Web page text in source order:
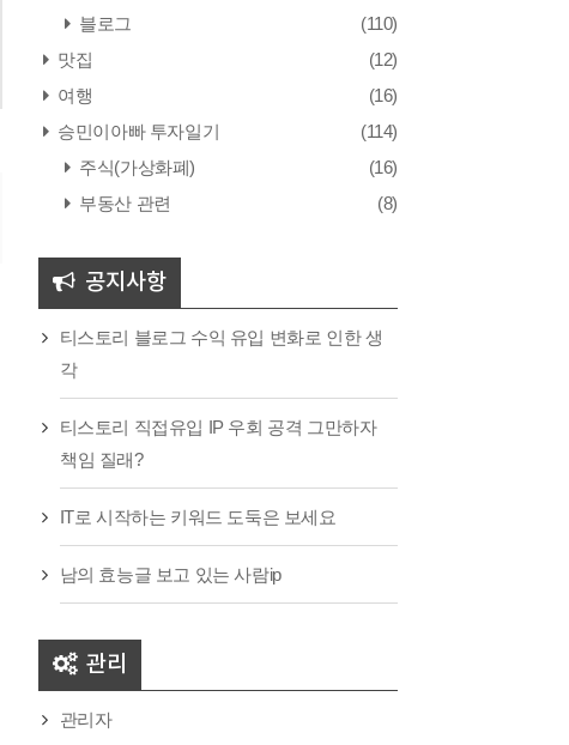
블로그
(110)
맛집
(12)
여행
(16)
승민이아빠 투자일기
(114)
주식(가상화폐)
(16)
부동산 관련
(8)
공지사항
티스토리 블로그 수익 유입 변화로 인한 생
각
티스토리 직접유입 IP 우회 공격 그만하자
책임 질래?
IT로 시작하는 키워드 도둑은 보세요
남의 효능글 보고 있는 사람ip
관리
관리자